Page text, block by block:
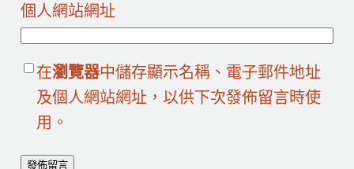
個人網站網址
在瀏覽器中儲存顯示名稱、電子郵件地址
及個人網站網址，以供下次發佈留言時使
用。